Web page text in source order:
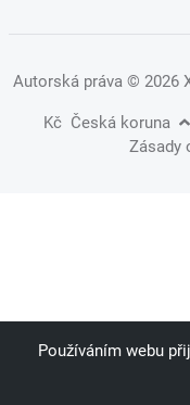
Autorská práva © 2026
Kč Česká koruna
Zásady
Používáním webu